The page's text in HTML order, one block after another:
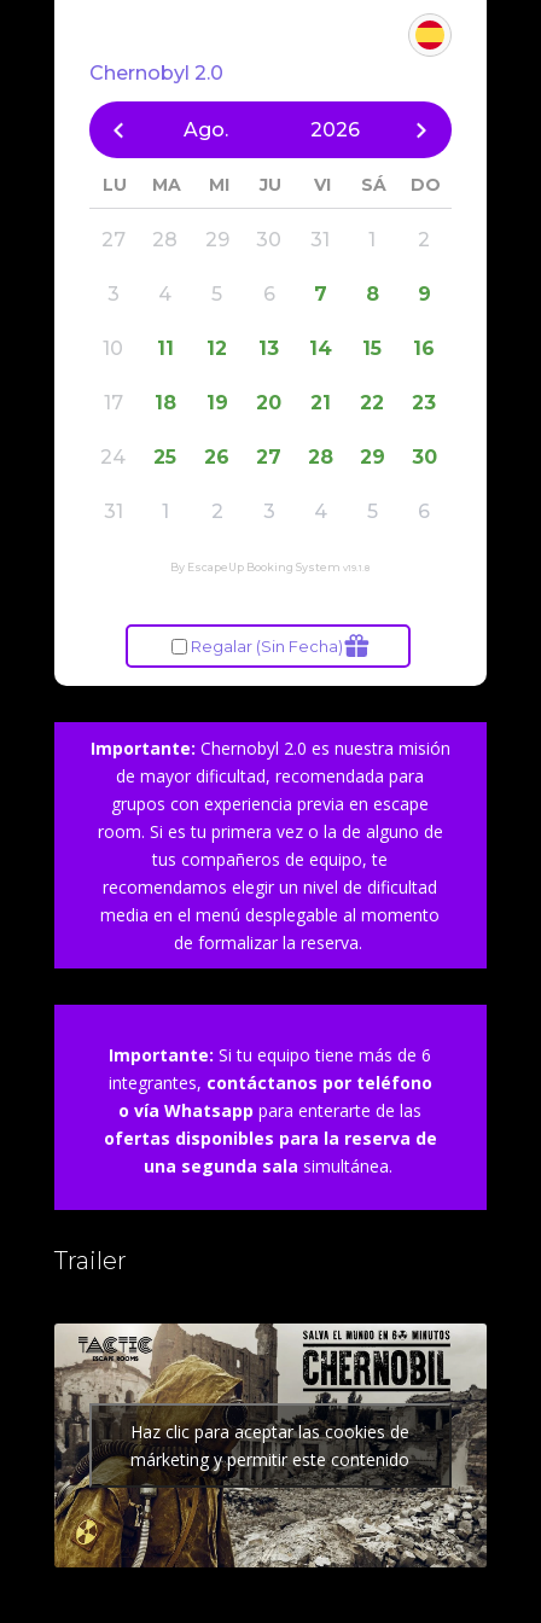
Importante: Chernobyl 2.0 es nuestra misión
de mayor dificultad, recomendada para
grupos con experiencia previa en escape
room. Si es tu primera vez o la de alguno de
tus compañeros de equipo, te
recomendamos elegir un nivel de dificultad
media en el menú desplegable al momento
de formalizar la reserva.
Importante:Si tu equipo tiene más de 6
integrantes, contáctanos por teléfono
o vía Whatsapp para enterarte de las
ofertas disponibles para la reserva de
una segunda sala simultánea.
Trailer
Haz clic para aceptar las cookies de
márketing y permitir este contenido